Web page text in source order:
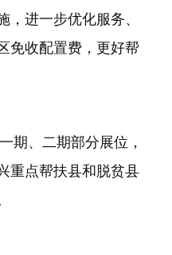
进一步优化服务、
免收配置费，更好帮
期、二期部分展位，
重点帮扶县和脱贫县